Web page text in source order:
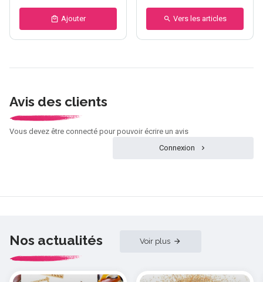
Ajouter Vers les articles
Avis des clients
Vous devez être connecté pour pouvoir écrire un avis
Connexion
Nos actualités Voir plus